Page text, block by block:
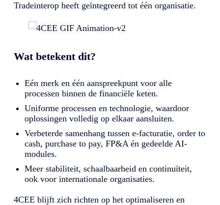
Tradeinterop heeft geïntegreerd tot één organisatie.
Wat betekent dit?
Eén merk en één aanspreekpunt voor alle
processen binnen de financiële keten.
Uniforme processen en technologie, waardoor
oplossingen volledig op elkaar aansluiten.
Verbeterde samenhang tussen e-facturatie, order to
cash, purchase to pay, FP&A én gedeelde AI-
modules.
Meer stabiliteit, schaalbaarheid en continuïteit,
ook voor internationale organisaties.
4CEE blijft zich richten op het optimaliseren en